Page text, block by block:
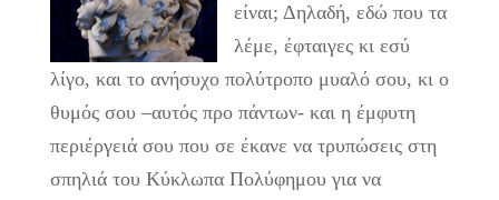
είναι; Δηλαδή, εδώ που τα
λέμε, έφταιγες κι εσύ
λίγο, και το ανήσυχο πολύτροπο μυαλό σου, κι ο
θυμός σου –αυτός προ πάντων- και η έμφυτη
περιέργειά σου που σε έκανε να τρυπώσεις στη
σπηλιά του Κύκλωπα Πολύφημου για να